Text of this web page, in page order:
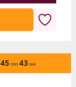
45 min 43 sek